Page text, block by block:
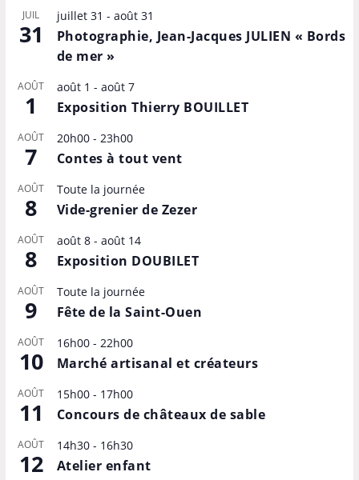
JUIL
31
juillet 31 - août 31
Photographie, Jean-Jacques JULIEN « Bords
de mer »
AOÛT
1
août 1 - août 7
Exposition Thierry BOUILLET
AOÛT
7
20h00- 23h00
Contes à tout vent
AOÛT
8
Toute la journée
Vide-grenier de Zezer
AOÛT
8
août 8- août 14
Exposition DOUBILET
AOÛT
9
Toute la journée
Fête de la Saint-Ouen
AOÛT
10
16h00- 22h00
Marché artisanal et créateurs
AOÛT
11
15h00- 17h00
Concours de châteaux de sable
AOÛT
12
14h30- 16h30
Atelier enfant